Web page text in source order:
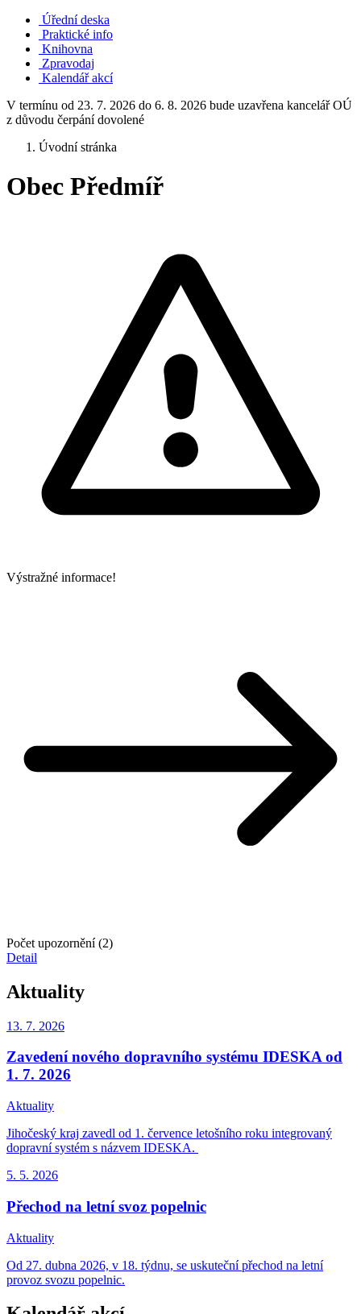
Úřední deska
Praktické info
Knihovna
Zpravodaj
Kalendář akcí
V termínu od 23. 7. 2026 do 6. 8. 2026 bude uzavřena kancelář OÚ
z důvodu čerpání dovolené
Úvodní stránka
Obec Předmíř
Výstražné informace!
Počet upozornění (2)
Detail
Aktuality
13. 7. 2026
Zavedení nového dopravního systému IDESKA od
1. 7. 2026
Aktuality
Jihočeský kraj zavedl od 1. července letošního roku integrovaný
dopravní systém s názvem IDESKA.
5. 5. 2026
Přechod na letní svoz popelnic
Aktuality
Od 27. dubna 2026, v 18. týdnu, se uskuteční přechod na letní
provoz svozu popelnic.